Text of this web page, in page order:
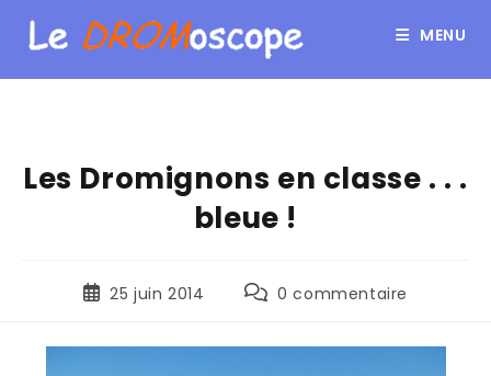
MENU
Les Dromignons en classe . . .
bleue !
25 juin 2014 0 commentaire